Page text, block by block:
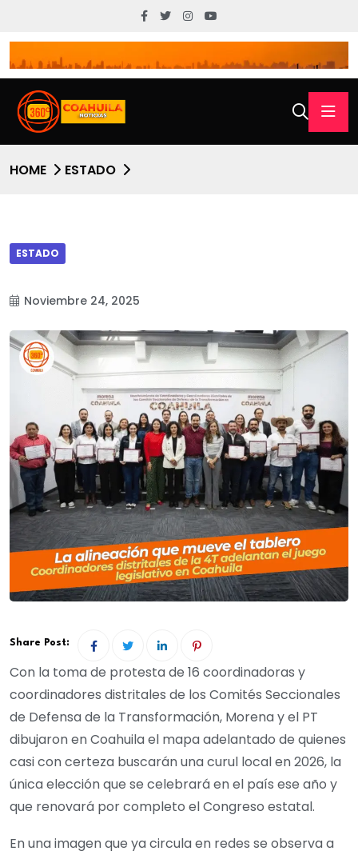
HOME ESTADO
ESTADO
Noviembre 24, 2025
Share Post:
Con la toma de protesta de 16 coordinadoras y
coordinadores distritales de los Comités Seccionales
de Defensa de la Transformación, Morena y el PT
dibujaron en Coahuila el mapa adelantado de quienes
casi con certeza buscarán una curul local en 2026, la
única elección que se celebrará en el país ese año y
que renovará por completo el Congreso estatal.
En una imagen que ya circula en redes se observa a